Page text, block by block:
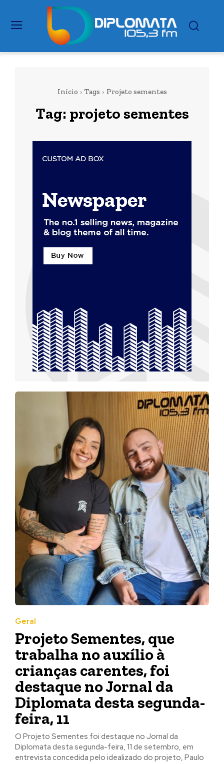
Início Tags Projeto sementes
Tag: projeto sementes
Geral
Projeto Sementes, que
trabalha no auxílio à
crianças carentes, foi
destaque no Jornal da
Diplomata desta segunda-
feira, 11
O Projeto Sementes foi destaque no Jornal da
Diplomata desta segunda-feira, 11 de setembro, em
entrevista concedida pelo idealizado do projeto, Paulo